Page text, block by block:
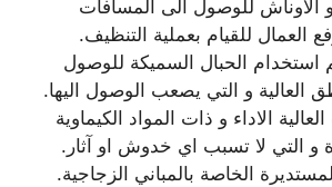
و الاوناش للوصول الى المسافات
العمال للقيام بعملية التنظيف.
استخدام الحبال السميكة للوصول
العالية و التي يصعب الوصول اليها.
الاداء و ذات المواد الكيماوية
و التي لا تسبب اي خدوش او آثار.
الخاصة بالمباني الزجاجية.